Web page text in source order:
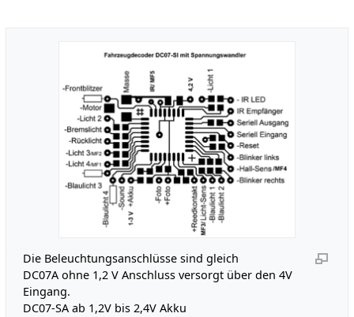
Die Beleuchtungsanschlüsse sind gleich
DC07A ohne 1,2 V Anschluss versorgt über den 4V
Eingang.
DC07-SA ab 1,2V bis 2,4V Akku